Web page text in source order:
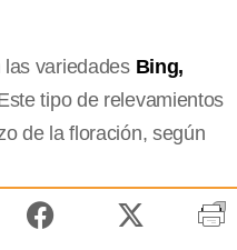
variedades Bing,
tipo de relevamientos
de la floración, según